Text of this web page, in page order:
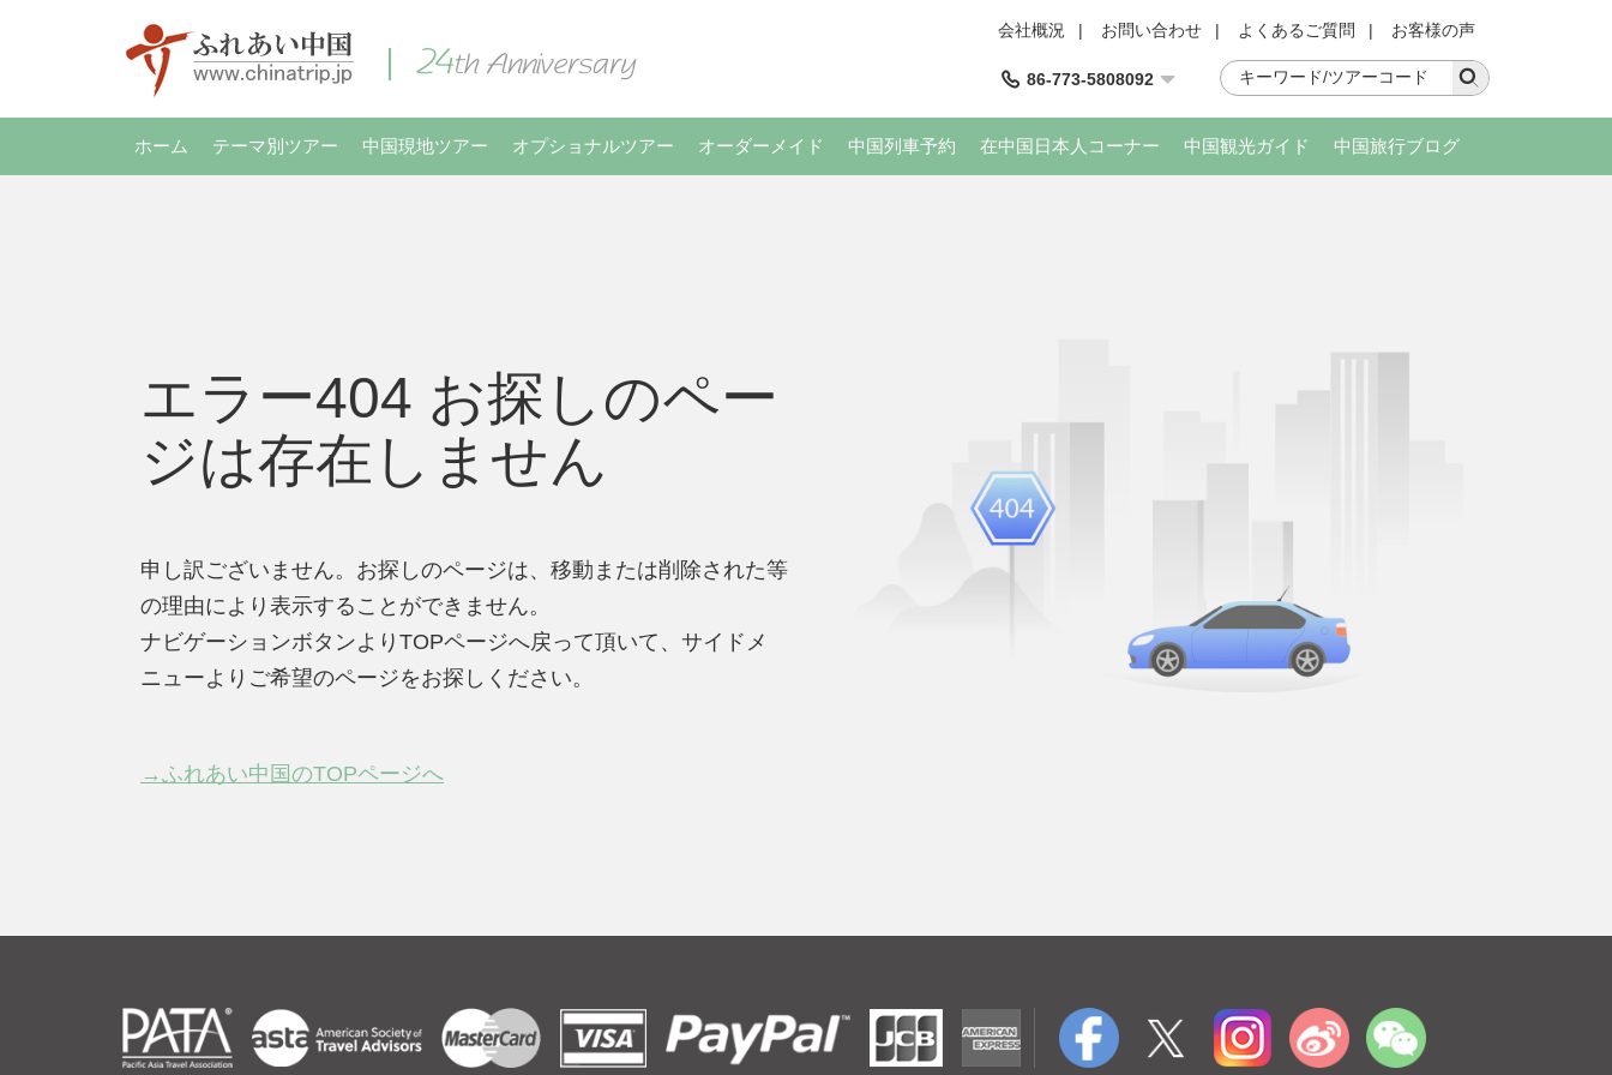
会社概況 | お問い合わせ | よくあるご質問 | お客様の声
86-773-5808092
ホーム テーマ別ツアー 中国現地ツアー オプショナルツアー オーダーメイド 中国列車予約 在中国日本人コーナー 中国観光ガイド 中国旅行ブログ
エラー404 お探しのペー
ジは存在しません
申し訳ございません。お探しのページは、移動または削除された等
の理由により表示することができません。
ナビゲーションボタンよりTOPページへ戻って頂いて、サイドメ
ニューよりご希望のページをお探しください。
→ふれあい中国のTOPページへ